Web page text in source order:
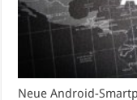
Neue Android-